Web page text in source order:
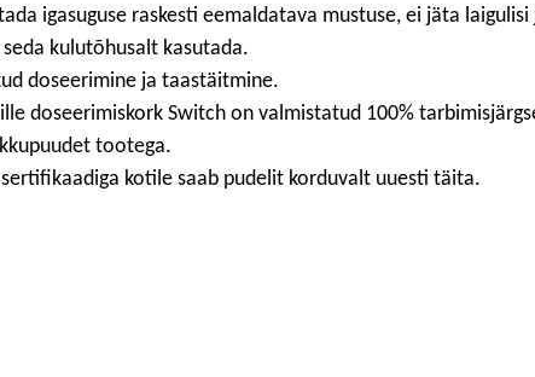
igasuguse raskesti eemaldatava mustuse, ei jäta
kulutõhusalt kasutada.
doseerimine ja taastäitmine.
doseerimiskork Switch on valmistatud 100%
tootega.
kotile saab pudelit korduvalt uuesti täita.